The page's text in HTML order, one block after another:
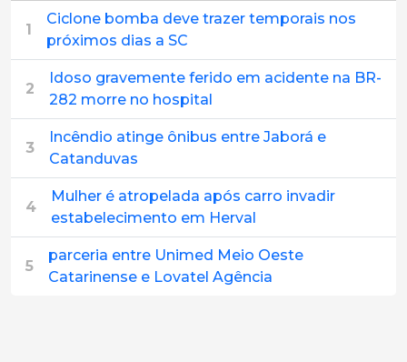
1
Ciclone bomba deve trazer temporais nos
próximos dias a SC
2
Idoso gravemente ferido em acidente na BR-
282 morre no hospital
3
Incêndio atinge ônibus entre Jaborá e
Catanduvas
4
Mulher é atropelada após carro invadir
estabelecimento em Herval
5
parceria entre Unimed Meio Oeste
Catarinense e Lovatel Agência